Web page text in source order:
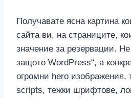
Получавате ясна картина
сайта ви, на страниците,
значение за резервации.
защото WordPress“, а
огромни hero изображения,
scripts, тежки шрифтове,